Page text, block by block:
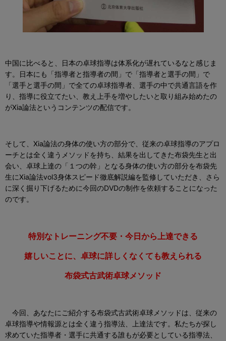
中国に比べると、日本の卓球指導は体系化が遅れているなと感じま
す。日本にも「指導者と指導者の間」で「指導者と選手の間」で
「選手と選手の間」で全ての卓球指導者、選手の中で共通言語を作
り、指導に役立てたい、教え上手を増やしたいと取り組み始めたの
がXia論法というコンテンツの配信です。
そして、Xia論法の身体の使い方の部分で、従来の卓球指導のアプロ
ーチとは全く違うメソッドを持ち、結果を出してきた布袋先生と出
会い、卓球上達の「１つの幹」となる身体の使い方の部分を布袋先
生にXia論法vol3身体スピード徹底解説編を監修していただき、さら
に深く掘り下げるために今回のDVDの制作を依頼することになった
のです。
特別なトレーニング不要・今日から上達できる
嬉しいことに、卓球に詳しくなくても教えられる
布袋式古武術卓球メソッド
今回、あなたにご紹介する布袋式古武術卓球メソッドは、従来の
卓球指導や情報源とは全く違う指導法、上達法です。私たちが探し
求めていた指導者・選手に共通する誰もが必要としている指導法、